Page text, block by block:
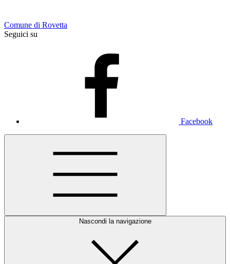
Comune di Rovetta
Seguici su
Facebook
Nascondi la navigazione